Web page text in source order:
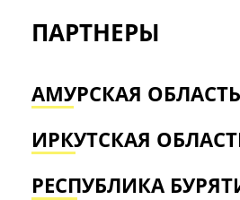
ПАРТНЕРЫ
АМУРСКАЯ ОБЛАСТЬ
ИРКУТСКАЯ
РЕСПУБЛИКА